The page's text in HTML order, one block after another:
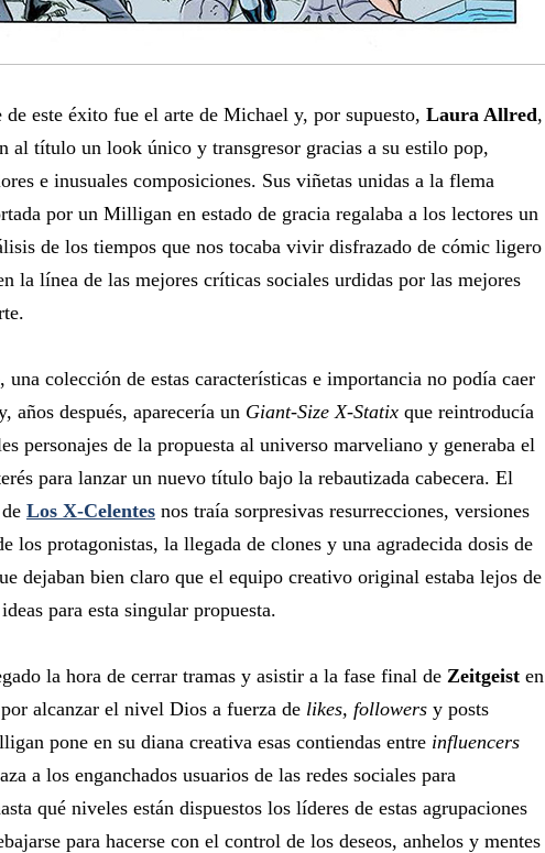
este éxito fue el arte de Michael y, por supuesto, Laura Allred,
al título un look único y transgresor gracias a su estilo pop,
e inusuales composiciones. Sus viñetas unidas a la flema
por un Milligan en estado de gracia regalaba a los lectores un
de los tiempos que nos tocaba vivir disfrazado de cómic ligero
la línea de las mejores críticas sociales urdidas por las mejores
una colección de estas características e importancia no podía caer
años después, aparecería un Giant-Size X-Statix que reintroducía
personajes de la propuesta al universo marveliano y generaba el
para lanzar un nuevo título bajo la rebautizada cabecera. El
Los X-Celentes nos traía sorpresivas resurrecciones, versiones
los protagonistas, la llegada de clones y una agradecida dosis de
dejaban bien claro que el equipo creativo original estaba lejos de
para esta singular propuesta.
la hora de cerrar tramas y asistir a la fase final de Zeitgeist en
alcanzar el nivel Dios a fuerza de likes, followers y posts
pone en su diana creativa esas contiendas entre influencers
a los enganchados usuarios de las redes sociales para
qué niveles están dispuestos los líderes de estas agrupaciones
para hacerse con el control de los deseos, anhelos y mentes